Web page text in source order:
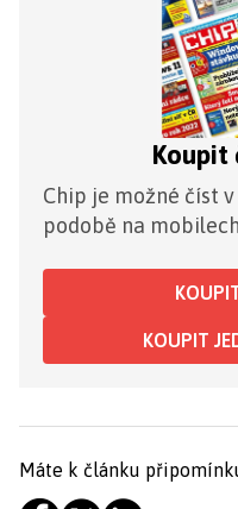
Koupit
Chip je možné číst
podobě na
KOUPIT
Máte k článku